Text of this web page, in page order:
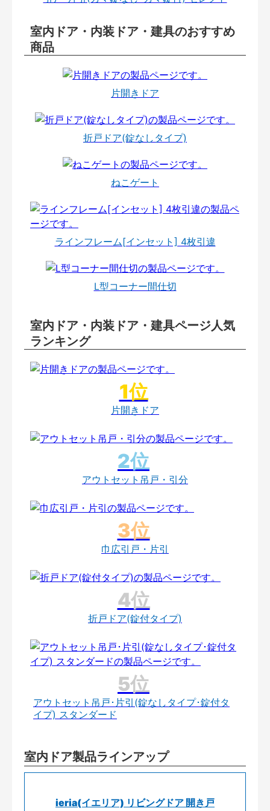
室内ドア・内装ドア・建具のおすすめ
商品
片開きドア
折戸ドア(錠なしタイプ)
ねこゲート
ラインフレーム[インセット] 4枚引違
L型コーナー間仕切
室内ドア・内装ドア・建具ページ人気
ランキング
片開きドア
アウトセット吊戸・引分
巾広引戸・片引
折戸ドア(錠付タイプ)
アウトセット吊戸･片引(錠なしタイプ･錠付タ
イプ) スタンダード
室内ドア製品ラインアップ
ieria(イエリア) リビングドア 開き戸